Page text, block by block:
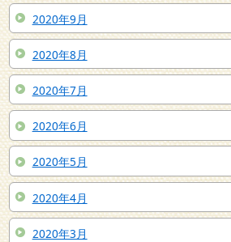
2020年9月
2020年8月
2020年7月
2020年6月
2020年5月
2020年4月
2020年3月